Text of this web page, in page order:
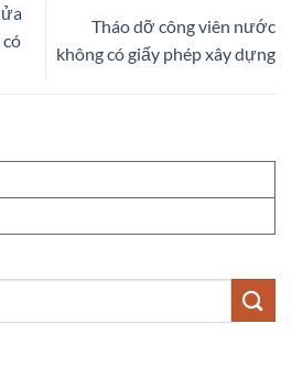
Tháo dỡ công viên nước
không có giấy phép xây dựng